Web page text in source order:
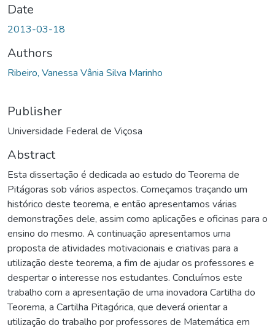
Date
2013-03-18
Authors
Ribeiro, Vanessa Vânia Silva Marinho
Publisher
Universidade Federal de Viçosa
Abstract
Esta dissertação é dedicada ao estudo do Teorema de
Pitágoras sob vários aspectos. Começamos traçando um
histórico deste teorema, e então apresentamos várias
demonstrações dele, assim como aplicações e oficinas para o
ensino do mesmo. A continuação apresentamos uma
proposta de atividades motivacionais e criativas para a
utilização deste teorema, a fim de ajudar os professores e
despertar o interesse nos estudantes. Concluímos este
trabalho com a apresentação de uma inovadora Cartilha do
Teorema, a Cartilha Pitagórica, que deverá orientar a
utilização do trabalho por professores de Matemática em